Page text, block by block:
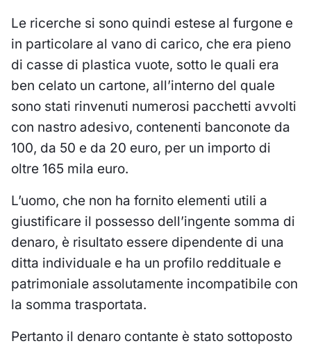
Le ricerche si sono quindi estese al furgone e
in particolare al vano di carico, che era pieno
di casse di plastica vuote, sotto le quali era
ben celato un cartone, all’interno del quale
sono stati rinvenuti numerosi pacchetti avvolti
con nastro adesivo, contenenti banconote da
100, da 50 e da 20 euro, per un importo di
oltre 165 mila euro.
L’uomo, che non ha fornito elementi utili a
giustificare il possesso dell’ingente somma di
denaro, è risultato essere dipendente di una
ditta individuale e ha un profilo reddituale e
patrimoniale assolutamente incompatibile con
la somma trasportata.
Pertanto il denaro contante è stato sottoposto